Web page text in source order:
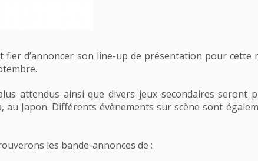
fier d’annoncer son line-up de présentation pour cette
attendus ainsi que divers jeux secondaires seront
au Japon. Différents évènements sur scène sont
les bande-annonces de :